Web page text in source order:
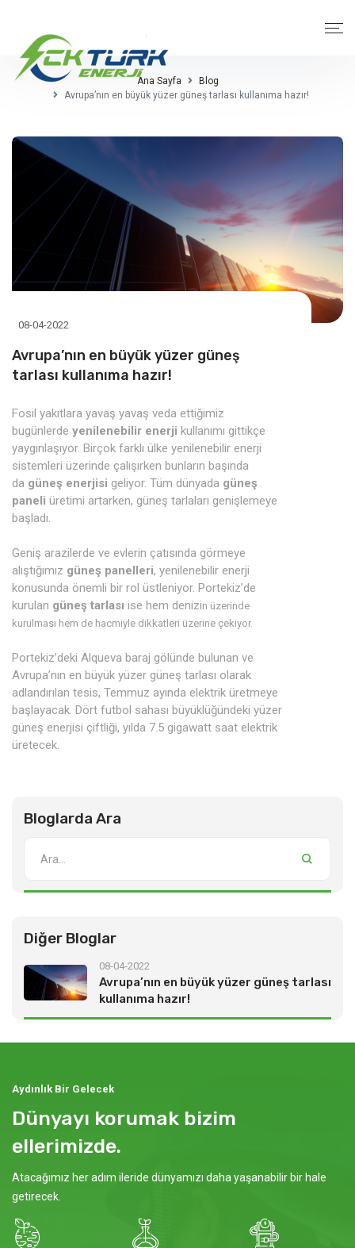
Ana Sayfa
Blog
Avrupa’nın en büyük yüzer güneş tarlası kullanıma hazır!
08-04-2022
Avrupa’nın en büyük yüzer güneş
tarlası kullanıma hazır!
Fosil yakıtlara yavaş yavaş veda ettiğimiz
bugünlerde yenilenebilir enerji kullanımı gittikçe
yaygınlaşıyor. Birçok farklı ülke yenilenebilir enerji
sistemleri üzerinde çalışırken bunların başında
da güneş enerjisi geliyor. Tüm dünyada güneş
paneli üretimi artarken, güneş tarlaları genişlemeye
başladı.
Geniş arazilerde ve evlerin çatısında görmeye
alıştığımız güneş panelleri, yenilenebilir enerji
konusunda önemli bir rol üstleniyor. Portekiz’de
kurulan güneş tarlası ise hem denizin üzerinde
kurulması hem de hacmiyle dikkatleri üzerine çekiyor.
Portekiz’deki Alqueva baraj gölünde bulunan ve
Avrupa’nın en büyük yüzer güneş tarlası olarak
adlandırılan tesis, Temmuz ayında elektrik üretmeye
başlayacak. Dört futbol sahası büyüklüğündeki yüzer
güneş enerjisi çiftliği, yılda 7.5 gigawatt saat elektrik
üretecek.
Bloglarda Ara
Diğer Bloglar
08-04-2022
Avrupa’nın en büyük yüzer güneş tarlası
kullanıma hazır!
Aydınlık Bir Gelecek
Dünyayı korumak bizim
ellerimizde.
Atacağımız her adım ileride dünyamızı daha yaşanabilir bir hale
getirecek.